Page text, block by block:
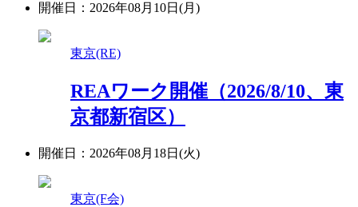
開催日：2026年08月10日(月)
東京(RE)
REAワーク開催（2026/8/10、東
京都新宿区）
開催日：2026年08月18日(火)
東京(F会)